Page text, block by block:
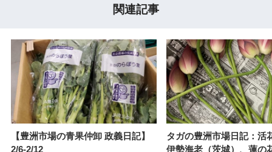
関連記事
【豊洲市場の青果仲卸 政義日記】
2/6-2/12
タガの豊洲市場日記：活
伊勢海老（茨城）、蓮の